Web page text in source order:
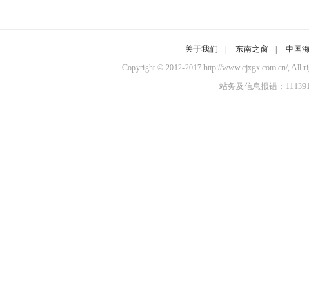
关于我们 东南之窗
中国
Copyright © 2012-2017 http://www.cjxgx.com.cn/,
站务及信息报错：